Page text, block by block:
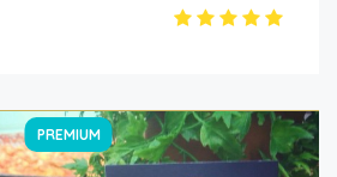
PREMIUM